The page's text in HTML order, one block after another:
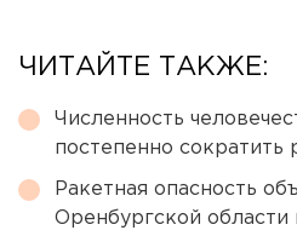
ЧИТАЙТЕ ТАКЖЕ:
Численность
постепенно сократить
Ракетная опасность
Оренбургской